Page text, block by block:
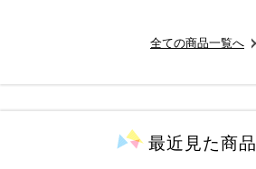
全ての商品一覧へ
最近見た商品